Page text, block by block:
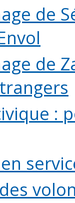
de
de
: